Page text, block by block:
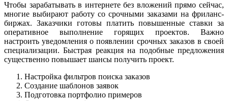
Чтобы зарабатывать в интернете без вложений прямо сейчас,
многие выбирают работу со срочными заказами на фриланс-
биржах. Заказчики готовы платить повышенные ставки за
оперативное выполнение горящих проектов. Важно
настроить уведомления о появлении срочных заказов в своей
специализации. Быстрая реакция на подобные предложения
существенно повышает шансы получить проект.
Настройка фильтров поиска заказов
Создание шаблонов заявок
Подготовка портфолио примеров